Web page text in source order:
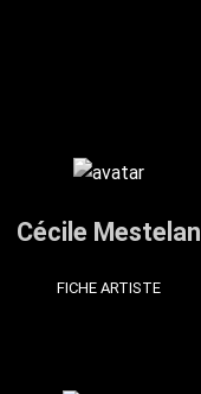
Cécile Mestelan
FICHE ARTISTE